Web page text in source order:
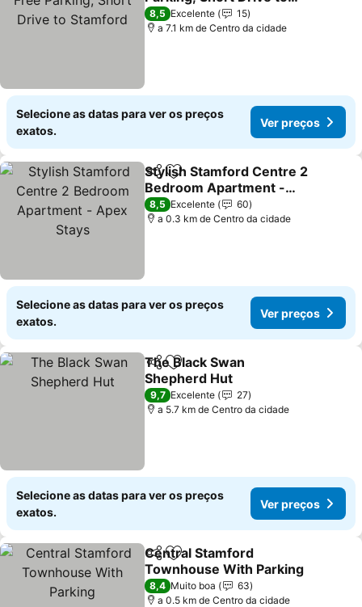
Stamford
Ver preços
8,5 Excelente
15
a 7.1 km de Centro da cidade
Selecione as datas para ver os preços
exatos.
Ver preços
PartilharAdicionar aos favoritos
Stylish Stamford Centre 2
Bedroom Apartment -
Apex Stays
Ver preços
8,5 Excelente
60
a 0.3 km de Centro da cidade
Selecione as datas para ver os preços
exatos.
Ver preços
PartilharAdicionar aos favoritos
The Black Swan
Shepherd Hut
Ver preços
9,7 Excelente
27
a 5.7 km de Centro da cidade
Selecione as datas para ver os preços
exatos.
Ver preços
PartilharAdicionar aos favoritos
Central Stamford
Townhouse With Parking
Ver preços
8,4 Muito boa
63
a 0.5 km de Centro da cidade